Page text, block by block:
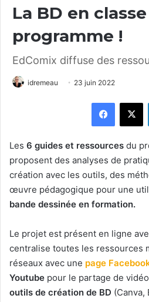
La BD en
programme !
EdComix diffuse des
idremeau 23 juin 2022
X
Les 6 guides et ressources du
proposent des analyses de
création avec les outils, des
œuvre pédagogique pour une
bande dessinée en formation.
Le projet est présent en ligne
centralise toutes les ressources
réseaux avec une page
Youtube pour le partage de
outils de création de BD (Canva,